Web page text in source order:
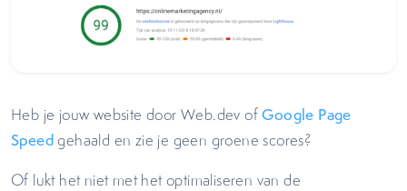
Heb je jouw website door Web.dev ofGoogle Page
Speedgehaald en zie je geen groene scores?
Of lukt het niet met het optimaliseren van de